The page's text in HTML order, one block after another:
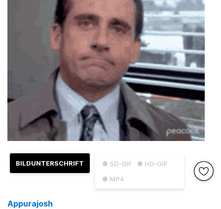
● SD-GIF
● HD-GIF
● MP4
BILDUNTERSCHRIFT
Appurajosh